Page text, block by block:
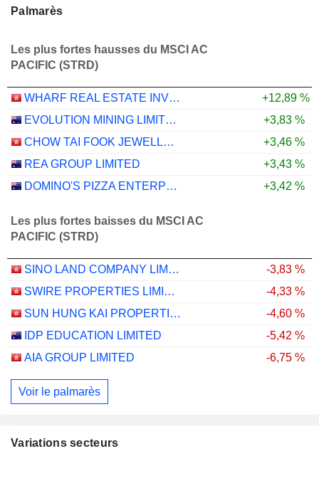
Palmarès
Les plus fortes hausses du MSCI AC
PACIFIC (STRD)
WHARF REAL ESTATE INVESTMENT COMPANY LIMITED
+12,89 %
EVOLUTION MINING LIMITED
+3,83 %
CHOW TAI FOOK JEWELLERY GROUP LIMITED
+3,46 %
REA GROUP LIMITED
+3,43 %
DOMINO'S PIZZA ENTERPRISES LIMITED
+3,42 %
Les plus fortes baisses du MSCI AC
PACIFIC (STRD)
SINO LAND COMPANY LIMITED
-3,83 %
SWIRE PROPERTIES LIMITED
-4,33 %
SUN HUNG KAI PROPERTIES LIMITED
-4,60 %
IDP EDUCATION LIMITED
-5,42 %
AIA GROUP LIMITED
-6,75 %
Voir le palmarès
Variations secteurs